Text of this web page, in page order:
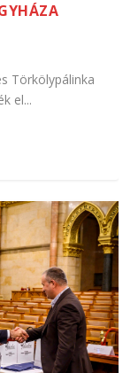
Törkölypálinka
el...